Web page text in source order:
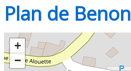
Plan de Benon
+
−